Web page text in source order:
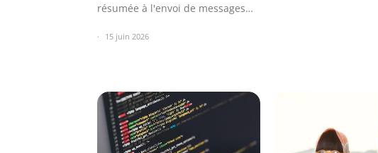
résumée à l'envoi de messages
15 juin 2026